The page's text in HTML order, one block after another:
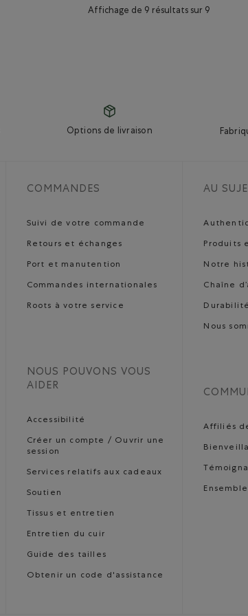
Affichage de 9 résultats sur 9
Options de livraison
COMMANDES
Suivi de votre commande
Retours et échanges
Port et manutention
Commandes internationales
Roots à votre service
NOUS POUVONS VOUS
AIDER
Accessibilité
Créer un compte / Ouvrir une
session
Services relatifs aux cadeaux
Soutien
Tissus et entretien
Entretien du cuir
Guide des tailles
Obtenir un code d'assistance
AU
Produits
Notre
Chaîne
Durabilité
Nous
Affiliés